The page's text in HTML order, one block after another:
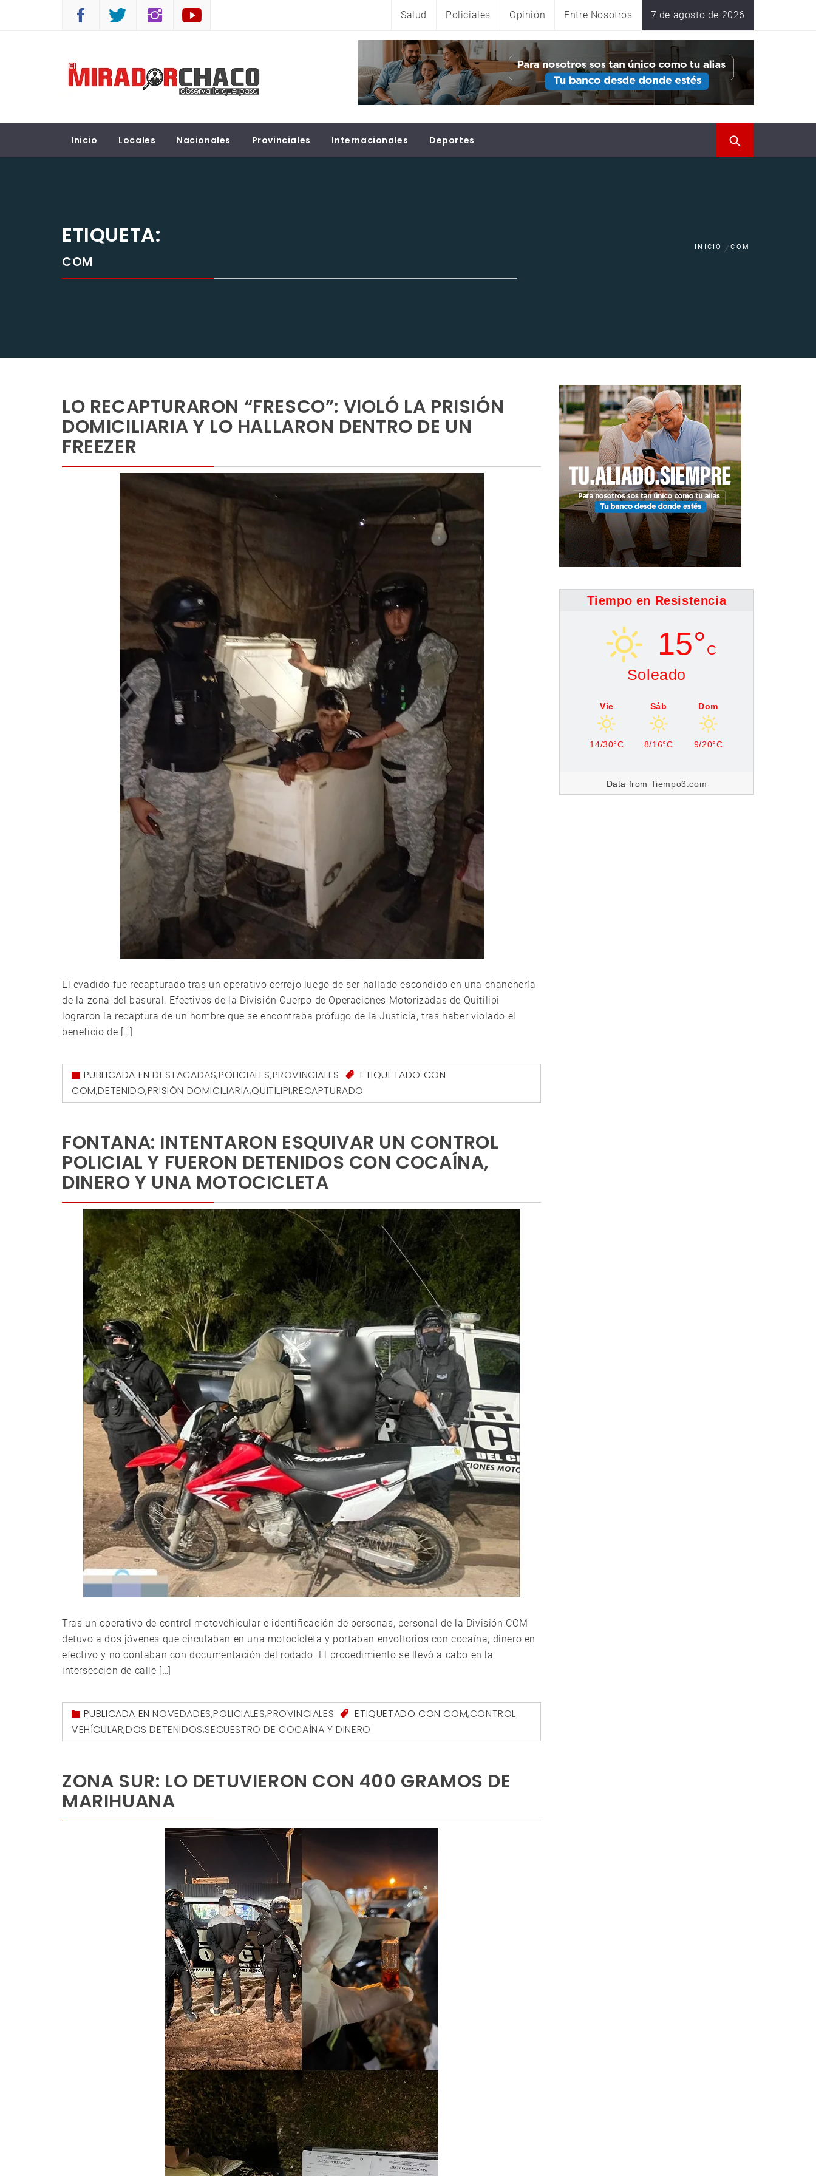
Salud Policiales Opinión Entre Nosotros 7 de agosto de 2026
EL MIRADOR CHACO
Inicio Locales Nacionales Provinciales Internacionales Deportes
ETIQUETA:
COM
INICIO COM
LO RECAPTURARON “FRESCO”: VIOLÓ LA PRISIÓN
DOMICILIARIA Y LO HALLARON DENTRO DE UN
FREEZER
El evadido fue recapturado tras un operativo cerrojo luego de ser hallado escondido en una chanchería
de la zona del basural. Efectivos de la División Cuerpo de Operaciones Motorizadas de Quitilipi
lograron la recaptura de un hombre que se encontraba prófugo de la Justicia, tras haber violado el
beneficio de […]
PUBLICADA ENDESTACADAS,POLICIALES,PROVINCIALES
ETIQUETADO CON
COM,DETENIDO,PRISIÓN DOMICILIARIA,QUITILIPI,RECAPTURADO
FONTANA: INTENTARON ESQUIVAR UN CONTROL
POLICIAL Y FUERON DETENIDOS CON COCAÍNA,
DINERO Y UNA MOTOCICLETA
Tras un operativo de control motovehicular e identificación de personas, personal de la División COM
detuvo a dos jóvenes que circulaban en una motocicleta y portaban envoltorios con cocaína, dinero en
efectivo y no contaban con documentación del rodado. El procedimiento se llevó a cabo en la
intersección de calle […]
PUBLICADA ENNOVEDADES,POLICIALES,PROVINCIALES ETIQUETADO CONCOM,CONTROL
VEHÍCULAR,DOS DETENIDOS,SECUESTRO DE COCAÍNA Y DINERO
ZONA SUR: LO DETUVIERON CON 400 GRAMOS DE
MARIHUANA
Tiempo en Resistencia
15° C
Soleado
Vie
14/30°C
Sáb
8/16°C
Dom
9/20°C
Data from Tiempo3.com